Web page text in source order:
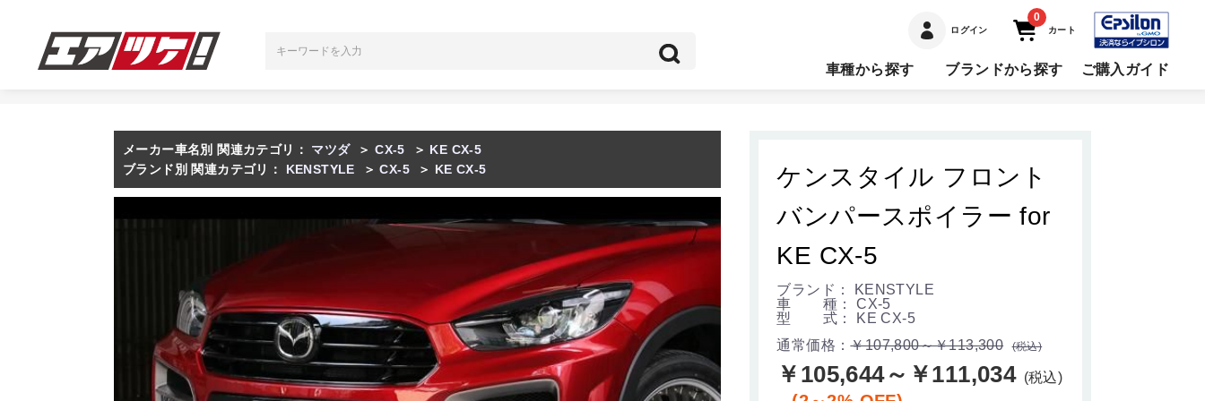
ログイン
0
カート
車種から探す ブランドから探す ご購入ガイド
メーカー車名別 関連カテゴリ： マツダ ＞ CX-5 ＞ KE CX-5
ブランド別 関連カテゴリ：
KENSTYLE ＞ CX-5 ＞ KE CX-5
ケンスタイル フロント
バンパースポイラー for
KE CX-5
ブランド： KENSTYLE
車 種： CX-5
型 式： KE CX-5
通常価格：￥107,800～￥113,300 (税込)
￥105,644～￥111,034 (税込)